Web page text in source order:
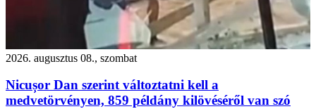
2026. augusztus 08., szombat
Nicușor Dan szerint változtatni kell a
medvetörvényen, 859 példány kilövéséről van szó